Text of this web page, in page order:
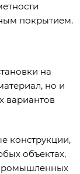
покрытием.
на
но и
вариантов
конструкции,
объектах,